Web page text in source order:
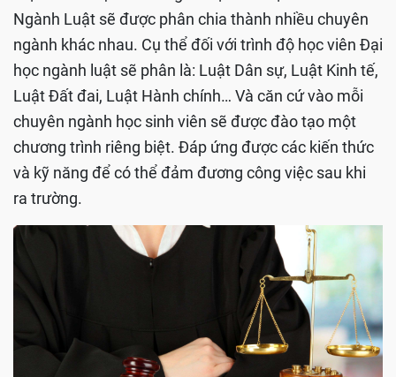
Ngành Luật sẽ được phân chia thành nhiều chuyên
ngành khác nhau. Cụ thể đối với trình độ học viên Đại
học ngành luật sẽ phân là: Luật Dân sự, Luật Kinh tế,
Luật Đất đai, Luật Hành chính… Và căn cứ vào mỗi
chuyên ngành học sinh viên sẽ được đào tạo một
chương trình riêng biệt. Đáp ứng được các kiến thức
và kỹ năng để có thể đảm đương công việc sau khi
ra trường.